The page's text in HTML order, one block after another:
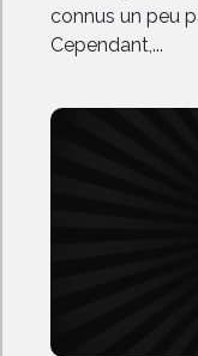
connus un peu
Cependant,...